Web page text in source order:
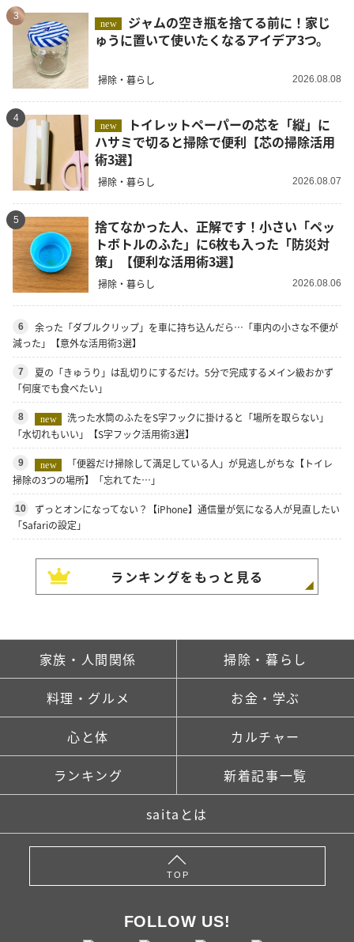
3
new
ゅうに置いて使いたくなるアイデア3つ。
掃除・暮らし 2026.08.08
4
new
ハサミで切ると掃除で便利【芯の掃除活用
術3選】
掃除・暮らし 2026.08.07
5
捨てなかった人、正解です！小さい「ペッ
トボトルのふた」に6枚も入った「防災対
策」【便利な活用術3選】
掃除・暮らし 2026.08.06
6
余った「ダブルクリップ」を車に持ち込んだら…「車内の小さな不便が
減った」【意外な活用術3選】
7
夏の「きゅうり」は乱切りにするだけ。5分で完成するメイン級おかず
「何度でも食べたい」
8 new
洗った水筒のふたをS字フックに掛けると「場所を取らない」
「水切れもいい」【S字フック活用術3選】
9 new
「便器だけ掃除して満足している人」が見逃しがちな【トイレ
掃除の3つの場所】「忘れてた…」
10
ずっとオンになってない？【iPhone】通信量が気になる人が見直したい
「Safariの設定」
ランキングをもっと見る
家族・人間関係 掃除・暮らし
料理・グルメ お金・学ぶ
心と体 カルチャー
ランキング 新着記事一覧
saitaとは
TOP
FOLLOW US!